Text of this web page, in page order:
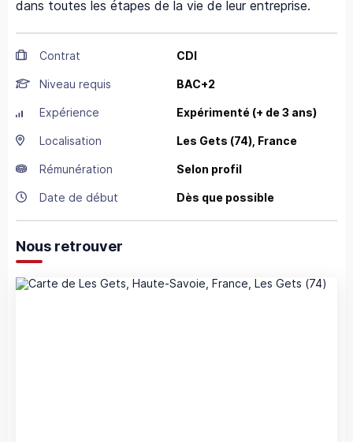
dans toutes les étapes de la vie de leur entreprise.
Contrat CDI
Niveau requis BAC+2
Expérience Expérimenté (+ de 3 ans)
Localisation Les Gets (74), France
Rémunération Selon profil
Date de début Dès que possible
Nous retrouver